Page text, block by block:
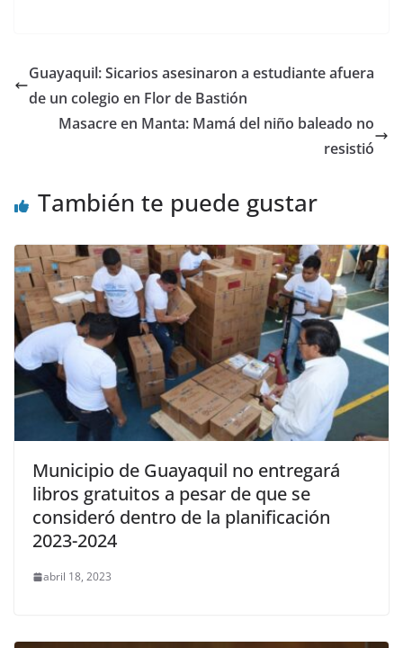
er e
b
o
k
s
A
p
gr
a
m
di
t
l e
n
p
tir
Guayaquil: Sicarios asesinaron a estudiante afuera
de un colegio en Flor de Bastión
Masacre en Manta: Mamá del niño baleado no
resistió
También te puede gustar
Municipio de Guayaquil no entregará
libros gratuitos a pesar de que se
consideró dentro de la planificación
2023-2024
abril 18, 2023